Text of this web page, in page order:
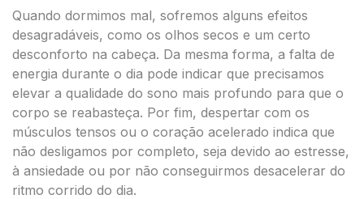
Quando dormimos mal, sofremos alguns efeitos
desagradáveis, como os olhos secos e um certo
desconforto na cabeça. Da mesma forma, a falta de
energia durante o dia pode indicar que precisamos
elevar a qualidade do sono mais profundo para que o
corpo se reabasteça. Por fim, despertar com os
músculos tensos ou o coração acelerado indica que
não desligamos por completo, seja devido ao estresse,
à ansiedade ou por não conseguirmos desacelerar do
ritmo corrido do dia.